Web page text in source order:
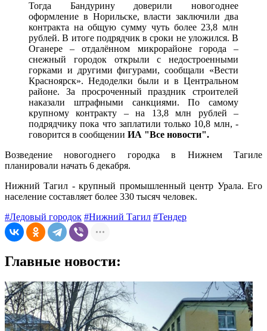
Тогда Бандурину доверили новогоднее
оформление в Норильске, власти заключили два
контракта на общую сумму чуть более 23,8 млн
рублей. В итоге подрядчик в сроки не уложился. В
Оганере – отдалённом микрорайоне города –
снежный городок открыли с недостроенными
горками и другими фигурами, сообщали «Вести
Красноярск». Недоделки были и в Центральном
районе. За просроченный праздник строителей
наказали штрафными санкциями. По самому
крупному контракту – на 13,8 млн рублей –
подрядчику пока что заплатили только 10,8 млн, -
говорится в сообщении ИА "Все новости".
Возведение новогоднего городка в Нижнем Тагиле
планировали начать 6 декабря.
Нижний Тагил - крупный промышленный центр Урала. Его
население составляет более 330 тысяч человек.
#Ледовый городок #Нижний Тагил #Тендер
Главные новости: